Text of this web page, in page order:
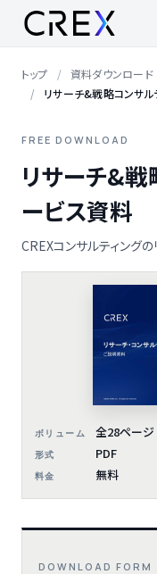
トップ
資料ダウンロード
リサーチ&戦略コンサ
FREE DOWNLOAD
リサーチ&戦
ービス資料
CREXコンサルティング
ボリューム 全28ページ
形式 PDF
料金 無料
DOWNLOAD FORM